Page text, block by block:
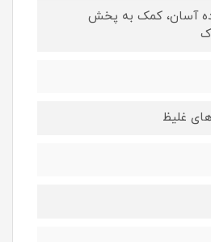
آسان، کمک به پخش
غلیظ